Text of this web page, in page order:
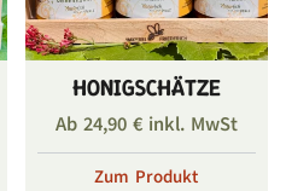
HONIGSCHÄTZE
Ab 24,90 €inkl. MwSt
Zum Produkt